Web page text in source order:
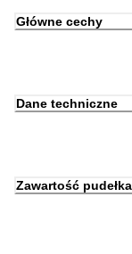
Główne cechy
Dane techniczne
Zawartość pudełka